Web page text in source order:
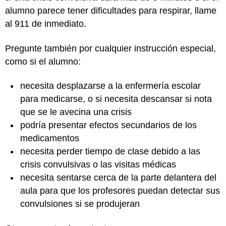
alumno parece tener dificultades para respirar, llame
al 911 de inmediato.
Pregunte también por cualquier instrucción especial,
como si el alumno:
necesita desplazarse a la enfermería escolar
para medicarse, o si necesita descansar si nota
que se le avecina una crisis
podría presentar efectos secundarios de los
medicamentos
necesita perder tiempo de clase debido a las
crisis convulsivas o las visitas médicas
necesita sentarse cerca de la parte delantera del
aula para que los profesores puedan detectar sus
convulsiones si se produjeran